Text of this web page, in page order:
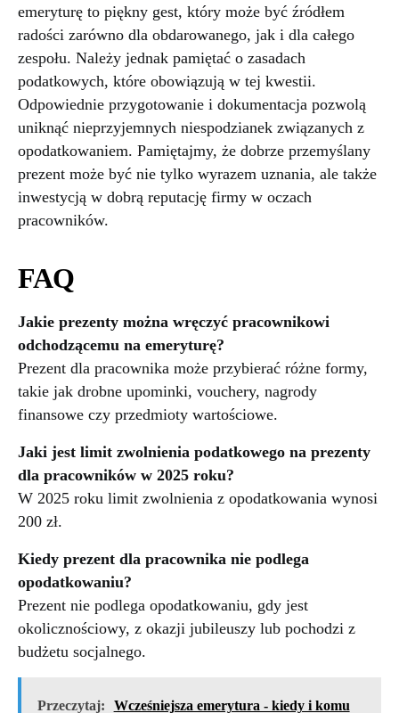
emeryturę to piękny gest, który może być źródłem
radości zarówno dla obdarowanego, jak i dla całego
zespołu. Należy jednak pamiętać o zasadach
podatkowych, które obowiązują w tej kwestii.
Odpowiednie przygotowanie i dokumentacja pozwolą
uniknąć nieprzyjemnych niespodzianek związanych z
opodatkowaniem. Pamiętajmy, że dobrze przemyślany
prezent może być nie tylko wyrazem uznania, ale także
inwestycją w dobrą reputację firmy w oczach
pracowników.
FAQ
Jakie prezenty można wręczyć pracownikowi
odchodzącemu na emeryturę?
Prezent dla pracownika może przybierać różne formy,
takie jak drobne upominki, vouchery, nagrody
finansowe czy przedmioty wartościowe.
Jaki jest limit zwolnienia podatkowego na prezenty
dla pracowników w 2025 roku?
W 2025 roku limit zwolnienia z opodatkowania wynosi
200 zł.
Kiedy prezent dla pracownika nie podlega
opodatkowaniu?
Prezent nie podlega opodatkowaniu, gdy jest
okolicznościowy, z okazji jubileuszy lub pochodzi z
budżetu socjalnego.
Przeczytaj:
Wcześniejsza emerytura - kiedy i komu